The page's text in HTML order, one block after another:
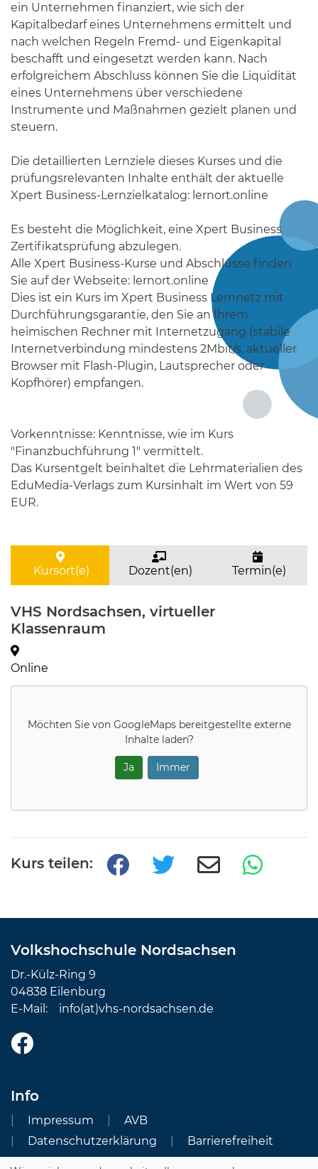
ein Unternehmen finanziert, wie sich der
Kapitalbedarf eines Unternehmens ermittelt und
nach welchen Regeln Fremd- und Eigenkapital
beschafft und eingesetzt werden kann. Nach
erfolgreichem Abschluss können Sie die Liquidität
eines Unternehmens über verschiedene
Instrumente und Maßnahmen gezielt planen und
steuern.
Die detaillierten Lernziele dieses Kurses und die
prüfungsrelevanten Inhalte enthält der aktuelle
Xpert Business-Lernzielkatalog: lernort.online
Es besteht die Möglichkeit, eine Xpert Business
Zertifikatsprüfung abzulegen.
Alle Xpert Business-Kurse und Abschlüsse finden
Sie auf der Webseite: lernort.online
Dies ist ein Kurs im Xpert Business Lernnetz mit
Durchführungsgarantie, den Sie an Ihrem
heimischen Rechner mit Internetzugang (stabile
Internetverbindung mindestens 2Mbit/s, aktueller
Browser mit Flash-Plugin, Lautsprecher oder
Kopfhörer) empfangen.
Vorkenntnisse: Kenntnisse, wie im Kurs
"Finanzbuchführung 1" vermittelt.
Das Kursentgelt beinhaltet die Lehrmaterialien des
EduMedia-Verlags zum Kursinhalt im Wert von 59
EUR.
Kursort(e) Dozent(en) Termin(e)
VHS Nordsachsen, virtueller
Klassenraum
Online
Möchten Sie von GoogleMapsbereitgestellte externe
Inhalte laden?
Ja Immer
Kurs teilen:
Volkshochschule Nordsachsen
Dr.-Külz-Ring 9
04838 Eilenburg
E-Mail: info(at)vhs-nordsachsen.de
Info
Impressum
AVB
Datenschutzerklärung
Barrierefreiheit